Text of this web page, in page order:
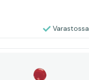
Varastossa